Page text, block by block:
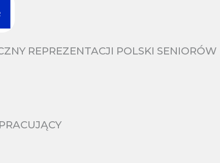
REPREZENTACJI POLSKI SENIORÓW